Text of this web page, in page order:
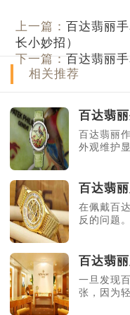
上一篇： 百达翡丽
长小妙招）
下一篇： 百达翡丽
相关推荐
百达翡
百达翡丽
外观维护
百达翡
在佩戴百
反的问题
百达翡
一旦发现
张，因为